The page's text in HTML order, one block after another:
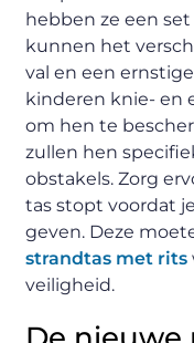
hebben ze een
kunnen het
val en een
kinderen knie- en
om hen te
zullen hen
obstakels. Zorg
tas stopt voordat
geven. Deze
strandtas met rits
veiligheid.